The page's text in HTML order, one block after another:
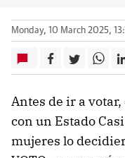
Monday, 10 March 2025,
Antes de ir a
con un Estado
mujeres lo